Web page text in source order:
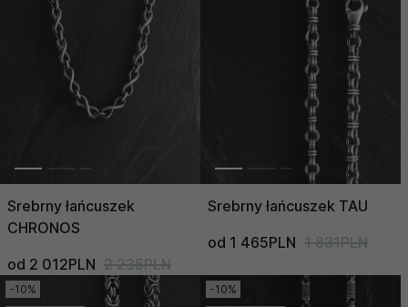
Cena (Wysoka >
Srebrny łańcuszek
CHRONOS
od 2 012PLN 2 235PLN
Srebrny łańcuszek TAU
od 1 465PLN 1 831PLN
-10%
-10%